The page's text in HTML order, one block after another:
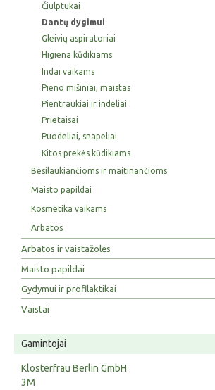
Čiulptukai
Dantų dygimui
Gleivių aspiratoriai
Higiena kūdikiams
Indai vaikams
Pieno mišiniai, maistas
Pientraukiai ir indeliai
Prietaisai
Puodeliai, snapeliai
Kitos prekės kūdikiams
Besilaukiančioms ir maitinančioms
Maisto papildai
Kosmetika vaikams
Arbatos
Arbatos ir vaistažolės
Maisto papildai
Gydymui ir profilaktikai
Vaistai
Gamintojai
Klosterfrau Berlin GmbH
3M